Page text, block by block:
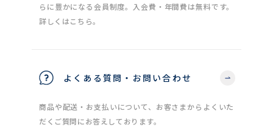
らに豊かになる会員制度。入会費・年間費は無料です。
詳しくはこちら。
よくある質問・お問い合わせ
商品や配送・お支払いについて、お客さまからよくいた
だくご質問にお答えしております。